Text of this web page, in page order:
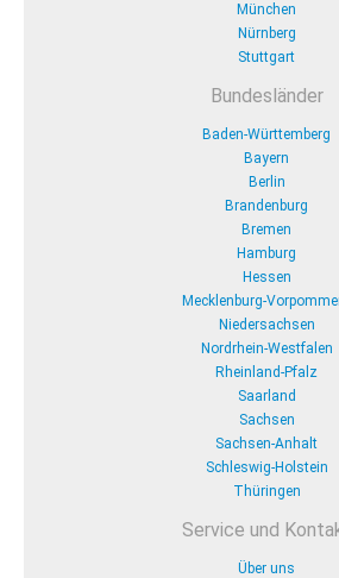
München
Nürnberg
Stuttgart
Bundesländer
Baden-Württemberg
Bayern
Berlin
Brandenburg
Bremen
Hamburg
Hessen
Mecklenburg-
Niedersachsen
Nordrhein-Westfalen
Rheinland-Pfalz
Saarland
Sachsen
Sachsen-Anhalt
Schleswig-Holstein
Thüringen
Service und
Über uns